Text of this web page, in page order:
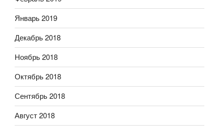
Январь 2019
Декабрь 2018
Ноябрь 2018
Октябрь 2018
Сентябрь 2018
Август 2018